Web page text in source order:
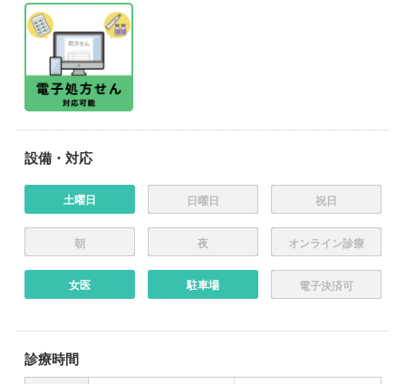
設備・対応
土曜日 日曜日 祝日
朝 夜 オンライン診療
女医 駐車場 電子決済可
診療時間